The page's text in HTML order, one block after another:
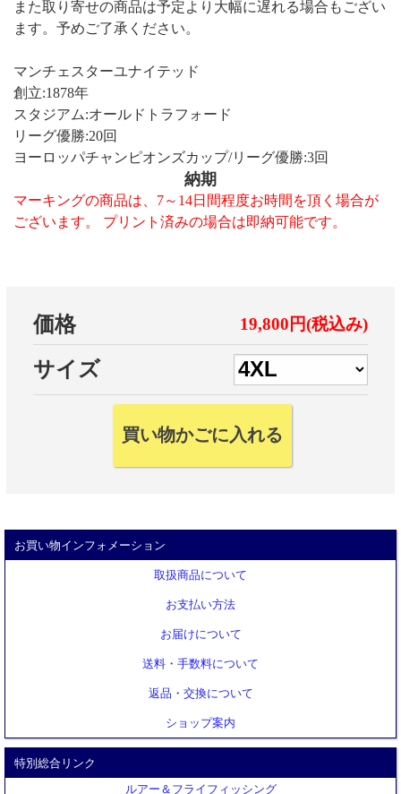
また取り寄せの商品は予定より大幅に遅れる場合もござい
ます。予めご了承ください。
マンチェスターユナイテッド
創立:1878年
スタジアム:オールドトラフォード
リーグ優勝:20回
ヨーロッパチャンピオンズカップ/リーグ優勝:3回
納期
マーキングの商品は、7～14日間程度お時間を頂く場合が
ございます。 プリント済みの場合は即納可能です。
価格 19,800円(税込み)
サイズ
お買い物インフォメーション
取扱商品について
お支払い方法
お届けについて
送料・手数料について
返品・交換について
ショップ案内
特別総合リンク
ルアー＆フライフィッシング